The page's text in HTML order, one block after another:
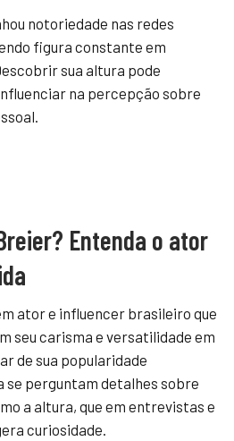
notoriedade nas redes
figura constante em
sua altura pode
na percepção sobre
Entenda o ator
ator e influencer brasileiro que
seu carisma e versatilidade em
de sua popularidade
se perguntam detalhes sobre
a altura, que em entrevistas e
curiosidade.